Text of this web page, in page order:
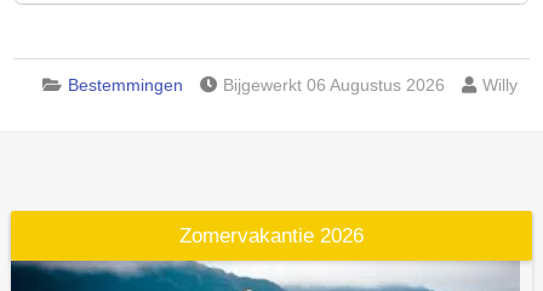
Bestemmingen Bijgewerkt 06 Augustus 2026 Willy
Zomervakantie 2026